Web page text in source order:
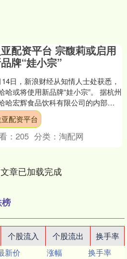
配资平台 宗馥莉或启用
牌“娃小宗”
14日，新浪财经从知情人士处获悉，
哈或将使用新品牌“娃小宗”。 据杭州
哈宏辉食品饮科有限公司的内部文
示：自娃哈哈集团创始人离世后，
一直努力推....
配资平台
：205 分类：淘配网
章已加载完成
个股流入 个股流出
换手率
新价 涨幅
换手率